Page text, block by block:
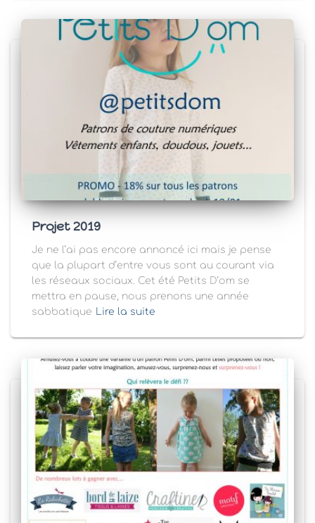
Projet 2019
Je ne l’ai pas encore annoncé ici mais je pense
que la plupart d’entre vous sont au courant via
les réseaux sociaux. Cet été Petits D’om se
mettra en pause, nous prenons une année
sabbatique Lire la suite